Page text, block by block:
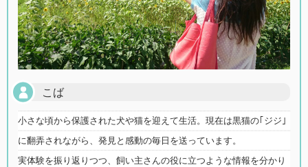
こば
小さな頃から保護された犬や猫を迎えて生活。現在は黒猫の｢ジジ｣
に翻弄されながら、発見と感動の毎日を送っています。
実体験を振り返りつつ、飼い主さんの役に立つような情報を分かり